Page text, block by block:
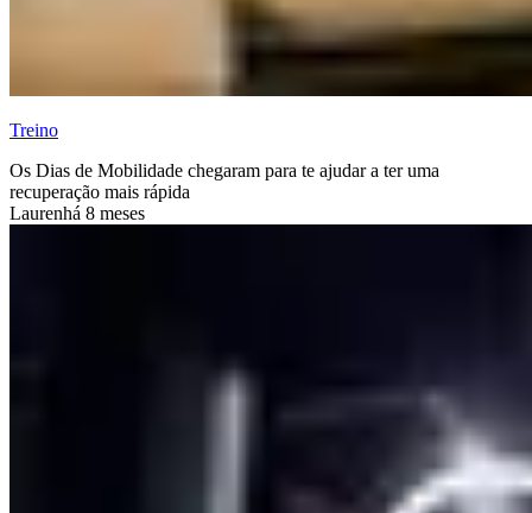
Treino
Os Dias de Mobilidade chegaram para te ajudar a ter uma
recuperação mais rápida
Laurenhá 8 meses